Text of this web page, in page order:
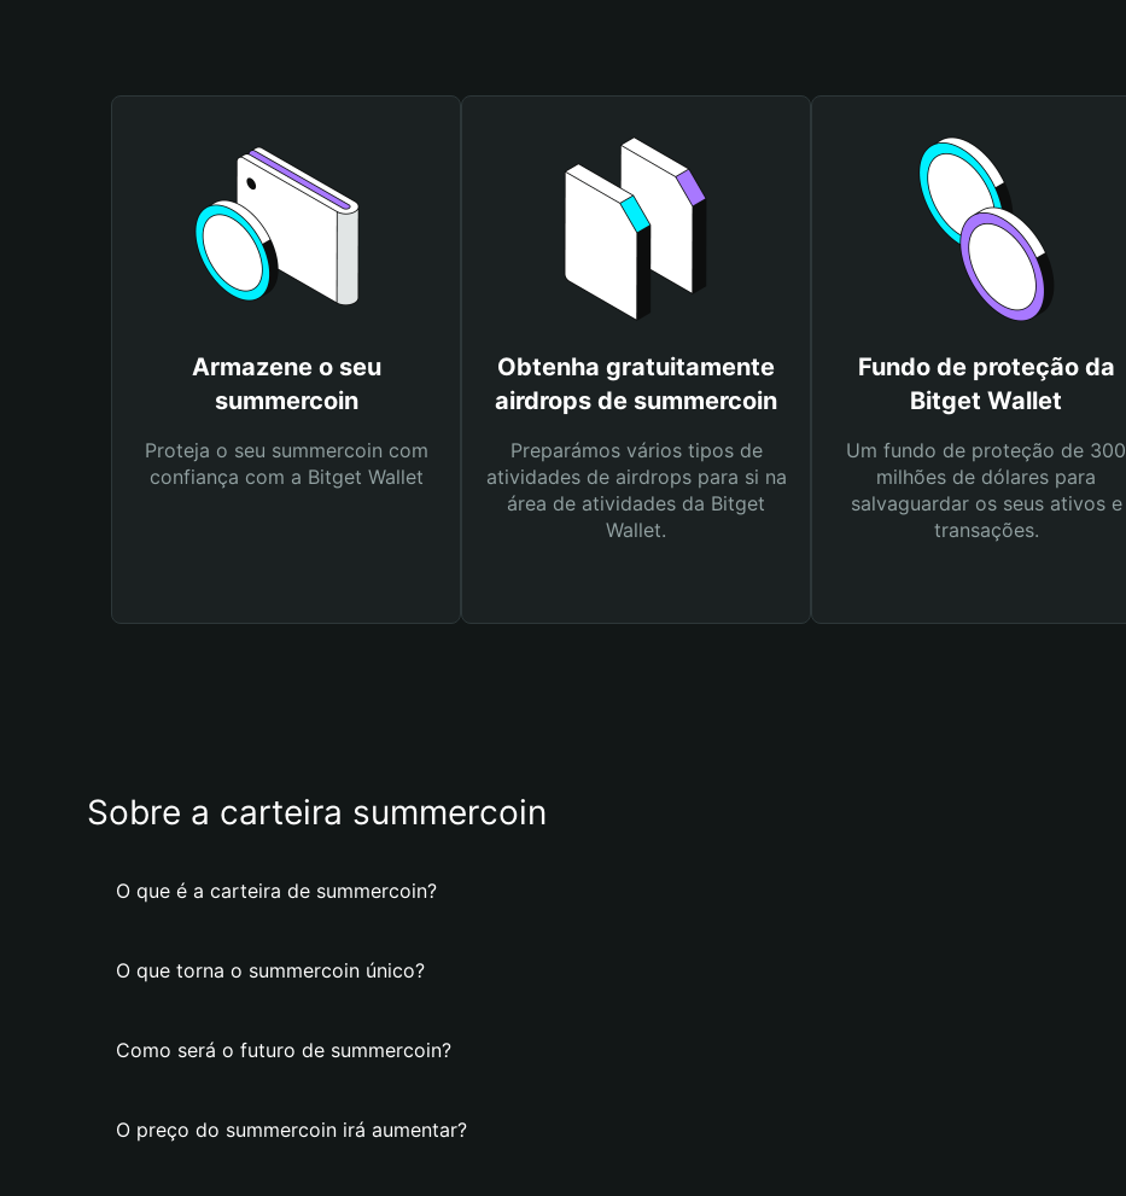
Armazene o seu
summercoin
Proteja o seu summercoin com
confiança com a Bitget Wallet
Obtenha gratuitamente
airdrops de summercoin
Preparámos vários tipos de
atividades de airdrops para si na
área de atividades da Bitget
Wallet.
Fundo de proteção da
Bitget Wallet
Um fundo de proteção de 300
milhões de dólares para
salvaguardar os seus ativos e
transações.
Sobre a carteira summercoin
O que é a carteira de summercoin?
O que torna o summercoin único?
Como será o futuro de summercoin?
O preço do summercoin irá aumentar?